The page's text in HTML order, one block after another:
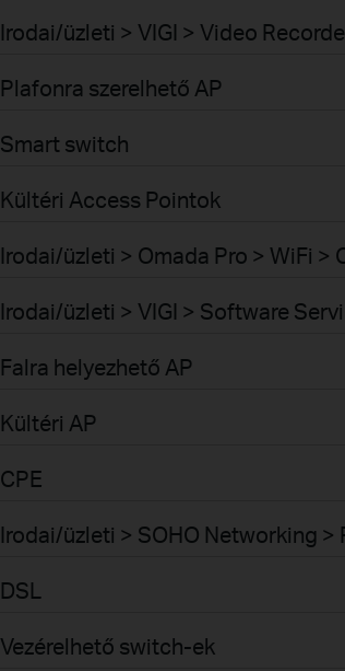
Irodai/üzleti > VIGI > Video
Plafonra szerelhető AP
Smart switch
Kültéri Access Pointok
Irodai/üzleti > Omada Pro > WiFi >
Irodai/üzleti > VIGI > Software
Falra helyezhető AP
Kültéri AP
CPE
Irodai/üzleti > SOHO Networking >
DSL
Vezérelhető switch-ek